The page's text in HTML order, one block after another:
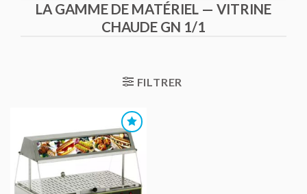
LA GAMME DE MATÉRIEL — VITRINE
CHAUDE GN 1/1
FILTRER
AJOUTER
AU DEVIS